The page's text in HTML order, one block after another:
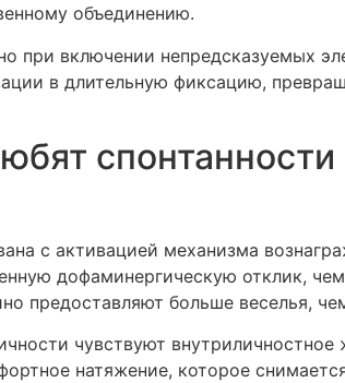
объединению.
при включении непредсказуемых
в длительную фиксацию,
с активацией механизма
дофаминергическую отклик,
предоставляют больше веселья,
чувствуют
натяжение, которое